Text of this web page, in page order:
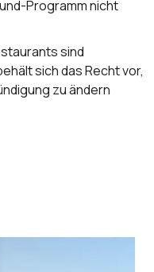
Programm nicht
sind
sich das Recht vor,
zu ändern